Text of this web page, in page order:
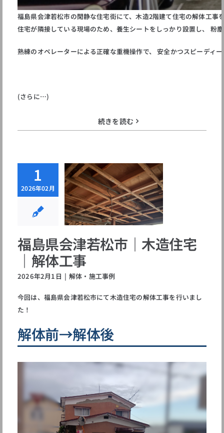
福島県会津若松市の閑静な住宅街にて、木造2階建て住宅の解体工事
住宅が隣接している現場のため、養生シートをしっかり設置し、 粉
熟練のオペレーターによる正確な重機操作で、 安全かつスピーディ
(さらに…)
続きを読む
1
2026年02月
会津若松
造住宅｜
体工事
福島県会津若松市｜木造住宅
｜解体工事
2026年2月1日 | 解体・施工事例
今回は、福島県会津若松市にて木造住宅の解体工事を行いまし
た！
解体前→解体後